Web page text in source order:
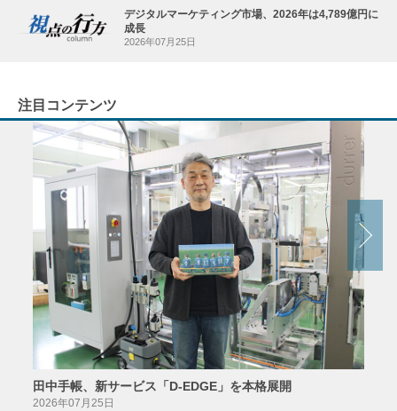
デジタルマーケティング市場、2026年は4,789億円に
成長
2026年07月25日
注目コンテンツ
田中手帳、新サービス「D-EDGE」を本格展開
2026年07月25日